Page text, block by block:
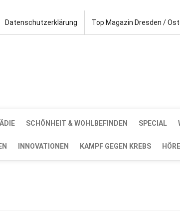
Datenschutzerklärung Top Magazin Dresden /
SCHÖNHEIT & WOHLBEFINDEN SPECIAL
INNOVATIONEN KAMPF GEGEN KREBS